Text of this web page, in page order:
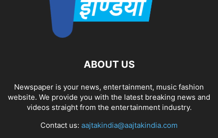
ABOUT US
Newspaper is your news, entertainment, music fashion
website. We provide you with the latest breaking news and
videos straight from the entertainment industry.
Contact us: aajtakindia@aajtakindia.com